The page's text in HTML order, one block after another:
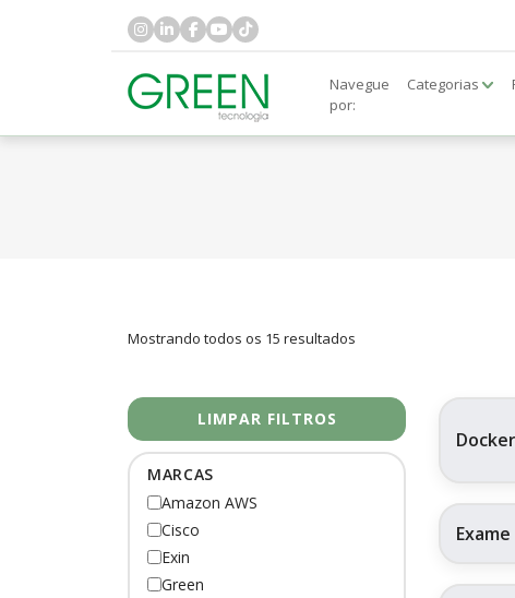
Navegue
por:
Categorias
Mostrando todos os 15 resultados
LIMPAR FILTROS
MARCAS
Amazon AWS
Cisco
Exin
Green